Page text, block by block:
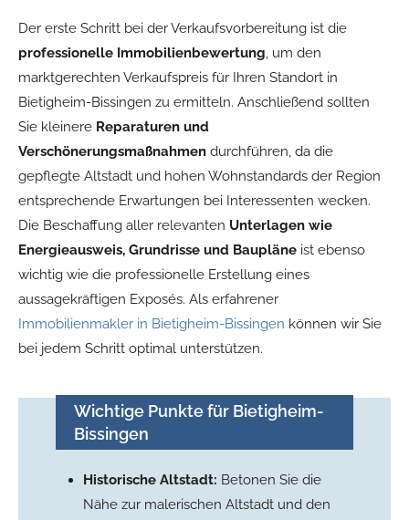
Der erste Schritt bei der Verkaufsvorbereitung ist die
professionelle Immobilienbewertung, um den
marktgerechten Verkaufspreis für Ihren Standort in
Bietigheim-Bissingen zu ermitteln. Anschließend sollten
Sie kleinere Reparaturen und
Verschönerungsmaßnahmen durchführen, da die
gepflegte Altstadt und hohen Wohnstandards der Region
entsprechende Erwartungen bei Interessenten wecken.
Die Beschaffung aller relevanten Unterlagen wie
Energieausweis, Grundrisse und Baupläne ist ebenso
wichtig wie die professionelle Erstellung eines
aussagekräftigen Exposés. Als erfahrener
Immobilienmakler in Bietigheim-Bissingen können wir Sie
bei jedem Schritt optimal unterstützen.
Wichtige Punkte für Bietigheim-
Bissingen
Historische Altstadt: Betonen Sie die
Nähe zur malerischen Altstadt und den